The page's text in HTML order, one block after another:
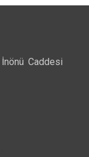
Caddesi